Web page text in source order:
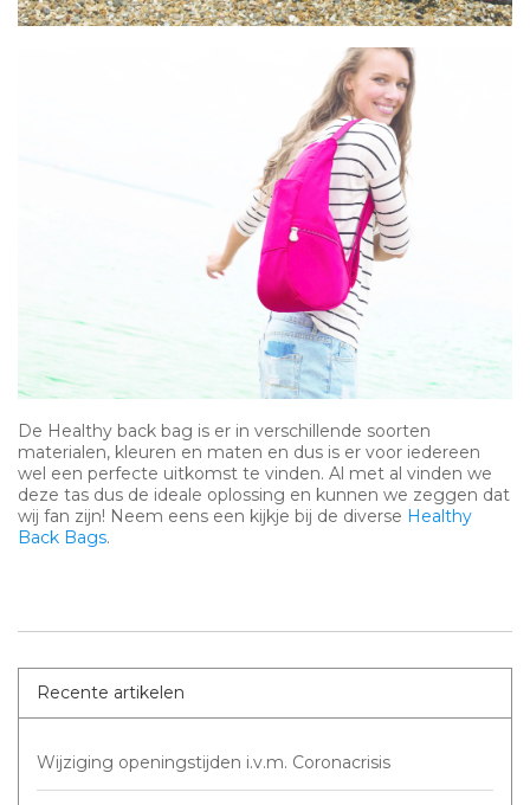
De Healthy back bag is er in verschillende soorten
materialen, kleuren en maten en dus is er voor iedereen
wel een perfecte uitkomst te vinden. Al met al vinden we
deze tas dus de ideale oplossing en kunnen we zeggen dat
wij fan zijn! Neem eens een kijkje bij de diverse Healthy
Back Bags.
Recente artikelen
Wijziging openingstijden i.v.m. Coronacrisis